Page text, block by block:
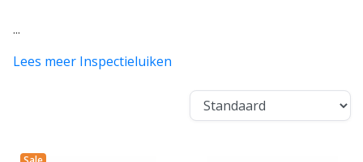
...
Lees meer Inspectieluiken